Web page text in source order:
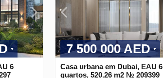
6
7 500 000 AED
Casa urbana em Dubai, EAU 6
quartos, 520.26 m2 № 209399